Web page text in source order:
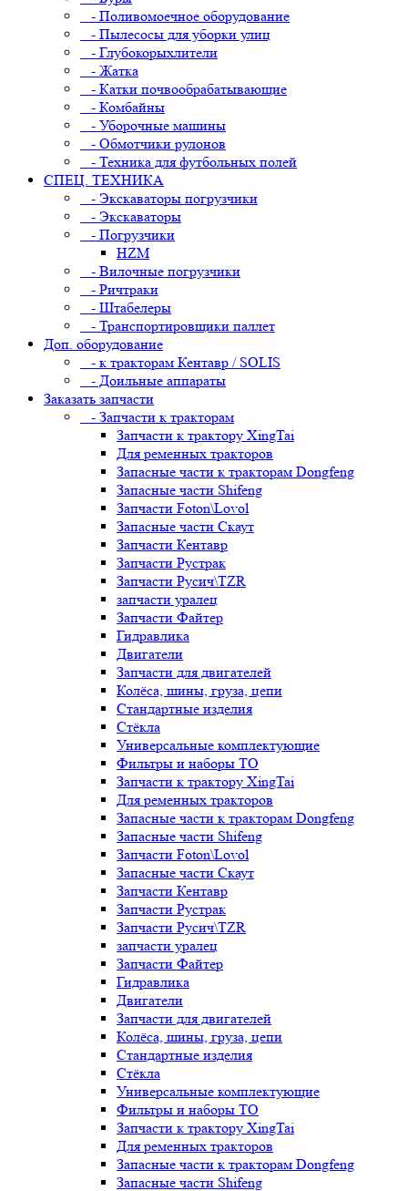
- Поливомоечное оборудование
- Пылесосы для уборки улиц
- Глубокорыхлители
- Жатка
- Катки почвообрабатывающие
- Комбайны
- Уборочные машины
- Обмотчики рулонов
- Техника для футбольных полей
СПЕЦ. ТЕХНИКА
- Экскаваторы погрузчики
- Экскаваторы
- Погрузчики
HZM
- Вилочные погрузчики
- Ричтраки
- Штабелеры
- Транспортировщики паллет
Доп. оборудование
- к тракторам Кентавр / SOLIS
- Доильные аппараты
Заказать запчасти
- Запчасти к тракторам
Запчасти к трактору XingTai
Для ременных тракторов
Запасные части к тракторам Dongfeng
Запасные части Shifeng
Запчасти Foton\Lovol
Запасные части Скаут
Запчасти Кентавр
Запчасти Рустрак
Запчасти Русич\TZR
запчасти уралец
Запчасти Файтер
Гидравлика
Двигатели
Запчасти для двигателей
Колёса, шины, груза, цепи
Стандартные изделия
Стёкла
Универсальные комплектующие
Фильтры и наборы ТО
Запчасти к трактору XingTai
Для ременных тракторов
Запасные части к тракторам Dongfeng
Запасные части Shifeng
Запчасти Foton\Lovol
Запасные части Скаут
Запчасти Кентавр
Запчасти Рустрак
Запчасти Русич\TZR
запчасти уралец
Запчасти Файтер
Гидравлика
Двигатели
Запчасти для двигателей
Колёса, шины, груза, цепи
Стандартные изделия
Стёкла
Универсальные комплектующие
Фильтры и наборы ТО
Запчасти к трактору XingTai
Для ременных тракторов
Запасные части к тракторам Dongfeng
Запасные части Shifeng